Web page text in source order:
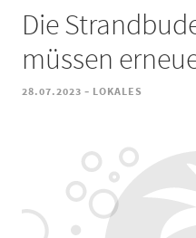
Die
müssen
28.07.2023 - LOKALES